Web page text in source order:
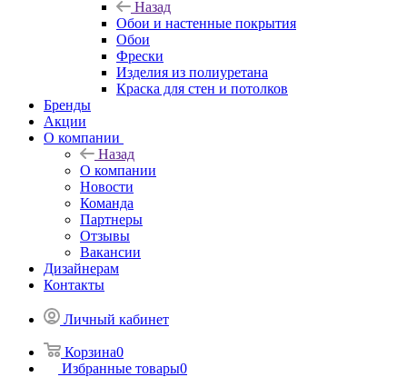
Назад
Обои и настенные покрытия
Обои
Фрески
Изделия из полиуретана
Краска для стен и потолков
Бренды
Акции
О компании
Назад
О компании
Новости
Команда
Партнеры
Отзывы
Вакансии
Дизайнерам
Контакты
Личный кабинет
Корзина0
Избранные товары0